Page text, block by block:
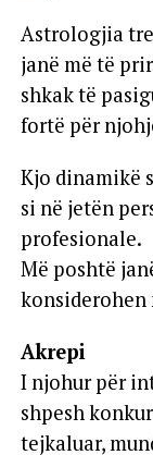
Astrologjia
janë më të
shkak të
fortë për
Kjo dinamikë
si në jetën
profesionale.
Më poshtë
konsiderohen
Akrepi
I njohur për
shpesh
tejkaluar,